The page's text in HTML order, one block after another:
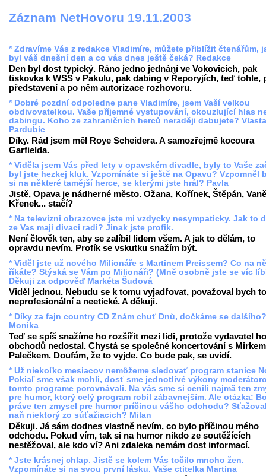
Záznam NetHovoru 19.11.2003
* Zdravíme Vás z redakce Vladimíre, můžete přiblížit čtenářům,
byl váš dnešní den a co vás dnes ještě čeká? Redakce
Den byl dost typický. Ráno jedno jednání ve Vokovicích, pak
tiskovka k WSS v Pakulu, pak dabing v Řeporyjích, teď tohle,
představení a po něm autorizace rozhovoru.
* Dobré pozdní odpoledne pane Vladimíre, jsem Vaší velkou
obdivovatelkou. Vaše příjemné vystupování, okouzlující hlas
dabingu. Koho ze zahraničních herců neraději dabujete?
Pardubic
Díky. Rád jsem měl Roye Scheidera. A samozřejmě kocoura
Garfielda.
* Viděla jsem Vás před lety v opavském divadle, byly to Vaše
byl jste hezkej kluk. Vzpomínáte si ještě na Opavu? Vzpomněl
si na některé tamější herce, se kterými jste hrál? Pavla
Jistě, Opava je nádherné město. Ožana, Kořínek, Štěpán,
Křenek... stačí?
* Na televizni obrazovce jste mi vzdycky nesympaticky. Jak to
ze Vas maji divaci radi? Jinak jste profik.
Není člověk ten, aby se zalíbil lidem všem. A jak to dělám, to
opravdu nevím. Profík se vskutku snažím být.
* Viděl jste už nového Milionáře s Martinem Preissem? Co na
říkáte? Stýská se Vám po Milionáři? (Mně osobně jste se víc
Děkuji za odpověď Markéta Šudová
Viděl jednou. Nebudu se k tomu vyjadřovat, považoval bych
neprofesionální a neetické. A děkuji.
* Díky za fajn country CD Znám chuť Dnů, dočkáme se dalšího?
Monika
Teď se spíš snažíme ho rozšířit mezi lidi, protože vydavatel
obchodů nedostal. Chystá se společné koncertování s Mirkem
Palečkem. Doufám, že to vyjde. Co bude pak, se uvidí.
* Už niekoľko mesiacov nemôžeme sledovať program stanice
Pokiaľ sme však mohli, dosť sme jednotlivé výkony
tomto programe porovnávali. Na vás sme si cenili najmä ten
pre humor, ktorý celý program robil zábavnejším. Ale otázka:
práve ten zmysel pre humor príčinou vášho odchodu?
naň niektorý zo súťažiacich? Milan
Děkuji. Já sám dodnes vlastně nevím, co bylo příčinou mého
odchodu. Pokud vím, tak si na humor nikdo ze soutěžících
nestěžoval, ale kdo ví? Ani zdaleka nemám dost informací.
* Jste krásnej chlap. Jistě se kolem Vás točilo mnoho žen.
Vzpomínáte si na svou první lásku. Vaše ctitelka Martina